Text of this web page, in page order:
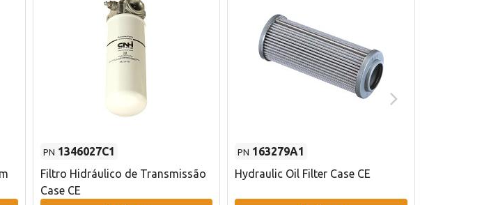
PN 1346027C1
Filtro Hidráulico de Transmissão
Case CE
PN 163279A1
Hydraulic Oil Filter Case CE